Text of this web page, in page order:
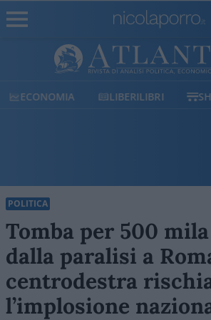
ECONOMIA LIBERILIBRI
POLITICA
Tomba per 500
dalla paralisi a
centrodestra
l’implosione